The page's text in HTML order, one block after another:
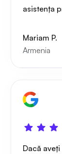
asistența
Mariam P.
Armenia
Dacă